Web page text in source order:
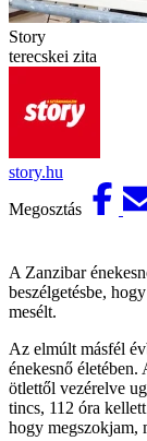
Story
terecskei zita
story.hu
Megosztás
A Zanzibar
beszélgetésbe,
mesélt.
Az elmúlt másfél
énekesnő
ötlettől vezérelve
tincs, 112 óra
hogy megszokjam,